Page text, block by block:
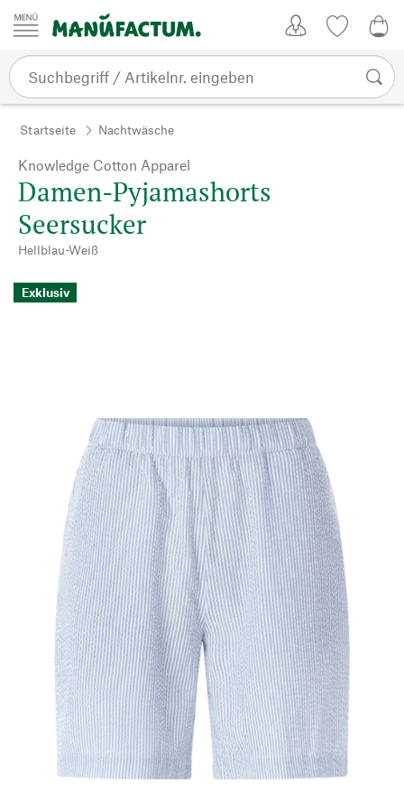
Zum Inhalt springen
Startseite Nachtwäsche
Knowledge Cotton Apparel
Damen-Pyjamashorts
Seersucker
Hellblau-Weiß
Exklusiv